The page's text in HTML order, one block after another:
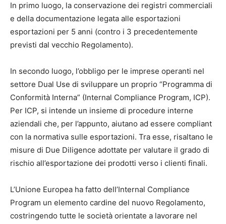
In primo luogo, la conservazione dei registri commerciali
e della documentazione legata alle esportazioni
esportazioni per 5 anni (contro i 3 precedentemente
previsti dal vecchio Regolamento).
In secondo luogo, l’obbligo per le imprese operanti nel
settore Dual Use di sviluppare un proprio “Programma di
Conformità Interna” (Internal Compliance Program, ICP).
Per ICP, si intende un insieme di procedure interne
aziendali che, per l’appunto, aiutano ad essere compliant
con la normativa sulle esportazioni. Tra esse, risaltano le
misure di Due Diligence adottate per valutare il grado di
rischio all’esportazione dei prodotti verso i clienti finali.
L’Unione Europea ha fatto dell’Internal Compliance
Program un elemento cardine del nuovo Regolamento,
costringendo tutte le società orientate a lavorare nel